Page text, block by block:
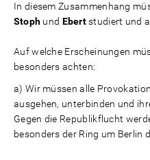
In diesem Zusammenhang
Stoph und Ebertstudiert und
Auf welche Erscheinungen
besonders achten:
Wir müssen alle
ausgehen, unterbinden und
Gegen die Republikflucht
besonders der Ring um Berlin